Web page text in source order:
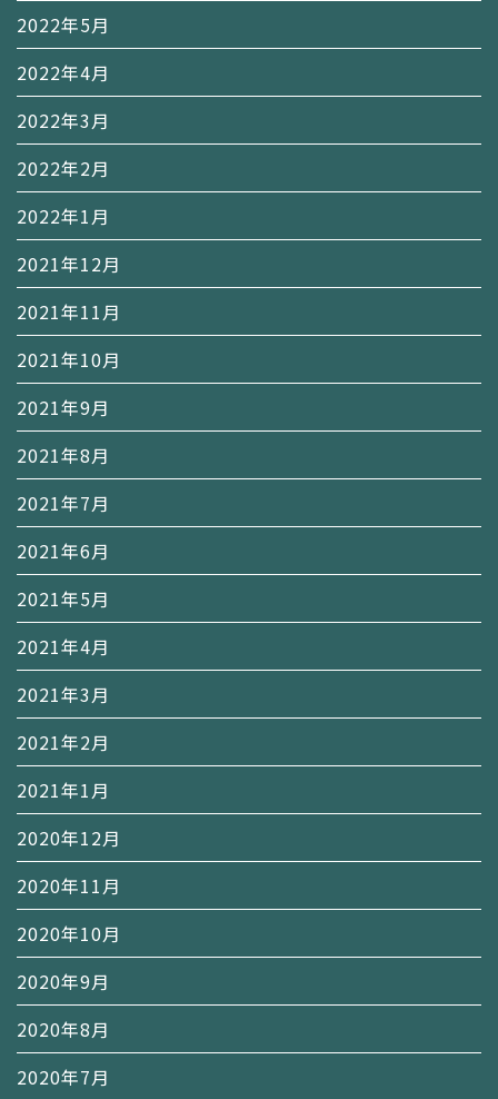
2022年5月
2022年4月
2022年3月
2022年2月
2022年1月
2021年12月
2021年11月
2021年10月
2021年9月
2021年8月
2021年7月
2021年6月
2021年5月
2021年4月
2021年3月
2021年2月
2021年1月
2020年12月
2020年11月
2020年10月
2020年9月
2020年8月
2020年7月